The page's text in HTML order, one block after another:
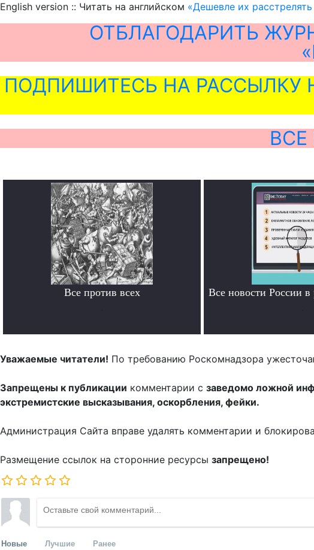
English version :: Читать на английском «Дешевле их
ОТБЛАГОДАРИТЬ
ПОДПИШИТЕСЬ НА РАССЫЛКУ
Все против всех Все новости
Уважаемые читатели! По требованию Роскомнадзора
Запрещены к публикации комментарии с заведомо ложной
экстремистские высказывания, оскорбления, фейки.
Администрация Сайта вправе удалять комментарии и
Размещение ссылок на сторонние ресурсы запрещено!
Новые Лучшие Ранее